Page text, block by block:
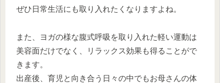
ぜひ日常生活にも取り入れたくなりますよね。
また、ヨガの様な腹式呼吸を取り入れた軽い運動は
美容面だけでなく、リラックス効果も得ることがで
きます。
出産後、育児と向き合う日々の中でもお母さんの体